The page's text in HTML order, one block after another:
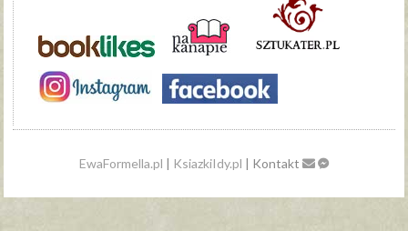
EwaFormella.pl | KsiazkiIdy.pl | Kontakt